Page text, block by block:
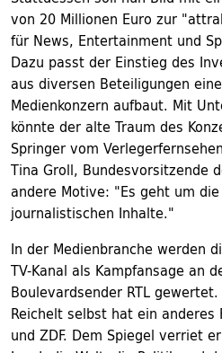
von 20 Millionen Euro zur
für News, Entertainment und
Dazu passt der Einstieg des
aus diversen Beteiligungen
Medienkonzern aufbaut. Mit
könnte der alte Traum des
Springer vom
Tina Groll, Bundesvorsitzende
andere Motive: "Es geht um
journalistischen Inhalte."
In der Medienbranche werden
TV-Kanal als Kampfansage an
Boulevardsender RTL
Reichelt selbst hat ein anderes
und ZDF. Dem Spiegel verriet